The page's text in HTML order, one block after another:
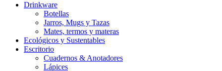
Drinkware
Botellas
Jarros, Mugs y Tazas
Mates, termos y materas
Ecológicos y Sustentables
Escritorio
Cuadernos & Anotadores
Lápices